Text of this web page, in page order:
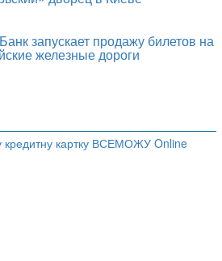
кредитну картку ВСЕМОЖУ Online